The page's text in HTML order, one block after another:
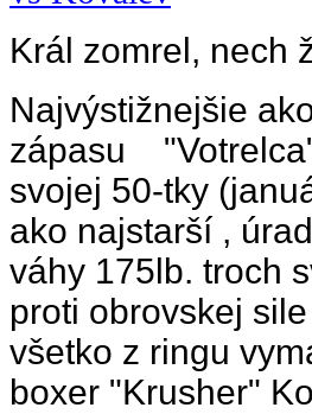
Král zomrel, nech
Najvýstižnejšie
zápasu
svojej 50-tky
ako najstarší ,
váhy 175lb. troch
proti obrovskej
všetko z ringu
boxer "Krusher"